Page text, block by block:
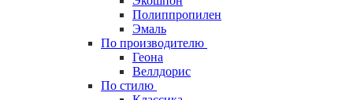
Полиппропилен
Эмаль
По производителю
Геона
Веллдорис
По стилю